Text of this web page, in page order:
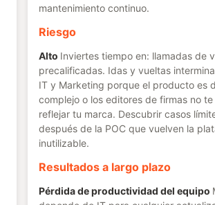
mantenimiento continuo.
Riesgo
Alto Inviertes tiempo en: llamadas de
precalificadas. Idas y vueltas
IT y Marketing porque el producto es
complejo o los editores de firmas no
reflejar tu marca. Descubrir casos
después de la POC que vuelven la
inutilizable.
Resultados a largo plazo
Pérdida de productividad del equipo